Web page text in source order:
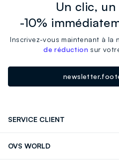
Un clic, un
-10%
Inscrivez-vous maintenant à la
de réduction sur
SERVICE CLIENT
OVS WORLD